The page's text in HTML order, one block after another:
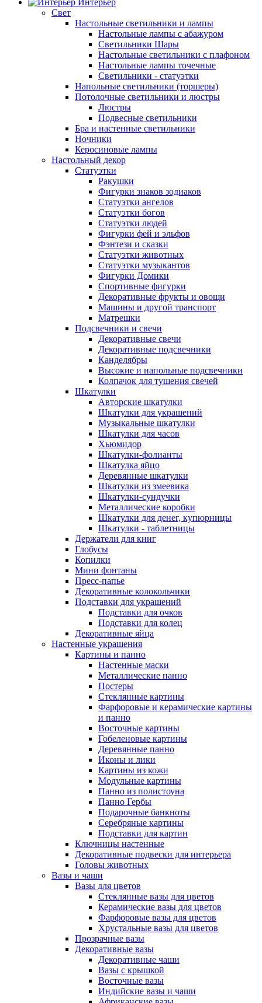
Интерьер
Свет
Настольные светильники и лампы
Настольные лампы с абажуром
Светильники Шары
Настольные светильники с плафоном
Настольные лампы точечные
Светильники - статуэтки
Напольные светильники (торшеры)
Потолочные светильники и люстры
Люстры
Подвесные светильники
Бра и настенные светильники
Ночники
Керосиновые лампы
Настольный декор
Статуэтки
Ракушки
Фигурки знаков зодиаков
Статуэтки ангелов
Статуэтки богов
Статуэтки людей
Фигурки фей и эльфов
Фэнтези и сказки
Статуэтки животных
Статуэтки музыкантов
Фигурки Домики
Спортивные фигурки
Декоративные фрукты и овощи
Машины и другой транспорт
Матрешки
Подсвечники и свечи
Декоративные свечи
Декоративные подсвечники
Канделябры
Высокие и напольные подсвечники
Колпачок для тушения свечей
Шкатулки
Авторские шкатулки
Шкатулки для украшений
Музыкальные шкатулки
Шкатулки для часов
Хьюмидор
Шкатулки-фолианты
Шкатулка яйцо
Деревянные шкатулки
Шкатулки из змеевика
Шкатулки-сундучки
Металлические коробки
Шкатулки для денег, купюрницы
Шкатулки - таблетницы
Держатели для книг
Глобусы
Копилки
Мини фонтаны
Пресс-папье
Декоративные колокольчики
Подставки для украшений
Подставки для очков
Подставки для колец
Декоративные яйца
Настенные украшения
Картины и панно
Настенные маски
Металлические панно
Постеры
Стеклянные картины
Фарфоровые и керамические картины
и панно
Восточные картины
Гобеленовые картины
Деревянные панно
Иконы и лики
Картины из кожи
Модульные картины
Панно из полистоуна
Панно Гербы
Подарочные банкноты
Серебряные картины
Подставки для картин
Ключницы настенные
Декоративные подвески для интерьера
Головы животных
Вазы и чаши
Вазы для цветов
Стеклянные вазы для цветов
Керамические вазы для цветов
Фарфоровые вазы для цветов
Хрустальные вазы для цветов
Прозрачные вазы
Декоративные вазы
Декоративные чаши
Вазы с крышкой
Восточные вазы
Индийские вазы и чаши